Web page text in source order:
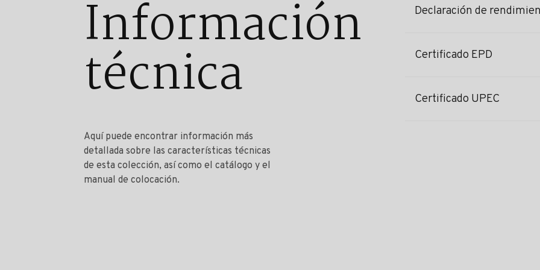
Información
técnica
Aquí puede encontrar información más
detallada sobre las características técnicas
de esta colección, así como el catálogo y el
manual de colocación.
Declaración de
Certificado EPD
Certificado UPEC